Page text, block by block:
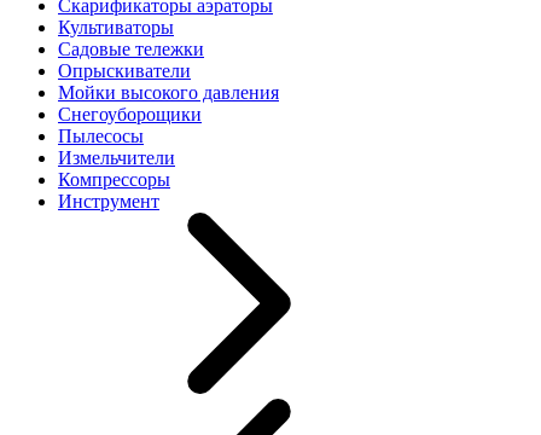
Скарификаторы аэраторы
Культиваторы
Садовые тележки
Опрыскиватели
Мойки высокого давления
Снегоуборощики
Пылесосы
Измельчители
Компрессоры
Инструмент